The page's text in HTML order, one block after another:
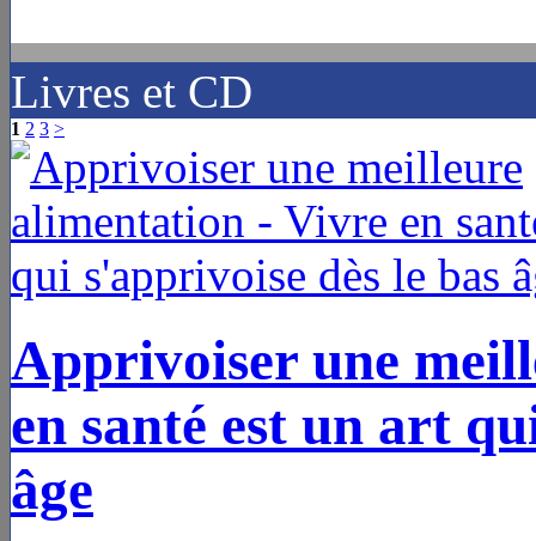
Livres et CD
1 2 3 >
Apprivoiser une
en santé est un art
âge